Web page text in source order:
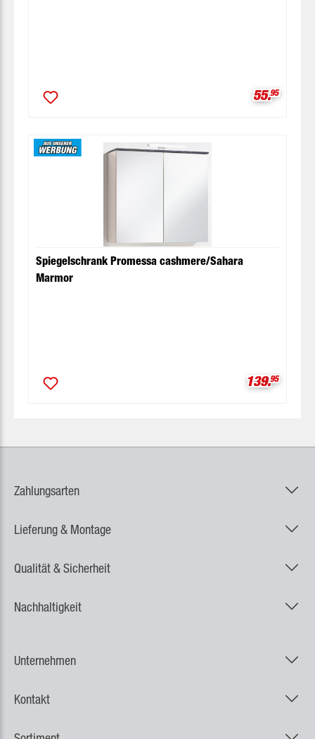
55.95
Spiegelschrank Promessa cashmere/Sahara
Marmor
139.95
Zahlungsarten
Lieferung & Montage
Qualität & Sicherheit
Nachhaltigkeit
Unternehmen
Kontakt